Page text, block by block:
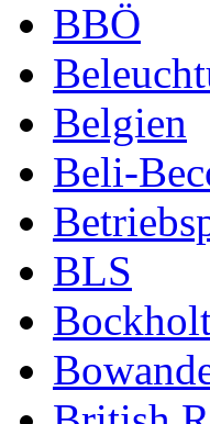
BBÖ
Belgien
Beli-
BLS